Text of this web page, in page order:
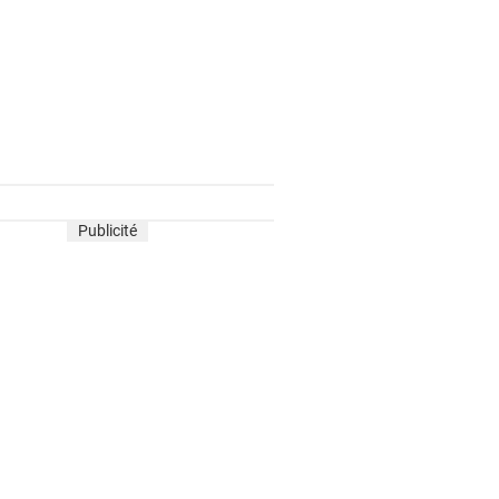
Publicité